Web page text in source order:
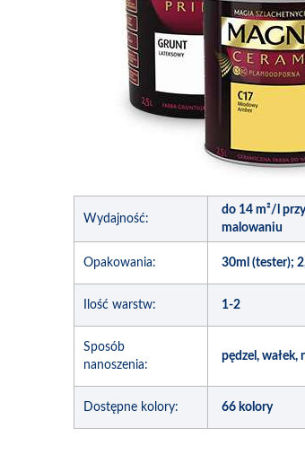
Wydajność:
do 14 m²/l
malowaniu
Opakowania: 30ml (tester);
Ilość warstw: 1-2
Sposób
nanoszenia:
pędzel, wałek,
Dostępne kolory: 66 kolory